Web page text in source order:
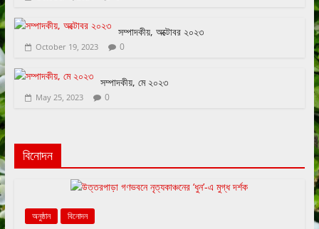
সম্পাদকীয়, অক্টোবর ২০২৩
October 19, 2023 0
সম্পাদকীয়, মে ২০২৩
May 25, 2023 0
বিনোদন
অনুষ্ঠান বিনোদন